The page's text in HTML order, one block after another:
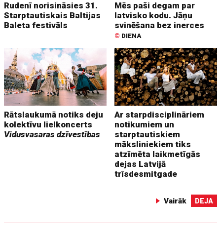
Rudenī norisināsies 31.
Starptautiskais Baltijas
Baleta festivāls
Mēs paši degam par
latvisko kodu. Jāņu
svinēšana bez inerces
© DIENA
Rātslaukumā notiks deju
kolektīvu lielkoncerts
Vidusvasaras dzīvestības
Ar starpdisciplināriem
notikumiem un
starptautiskiem
māksliniekiem tiks
atzīmēta laikmetīgās
dejas Latvijā
trīsdesmitgade
Vairāk DEJA